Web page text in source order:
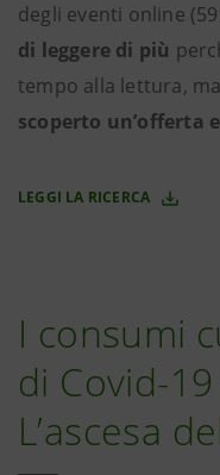
degli eventi online
di leggere di più
tempo alla lettura,
scoperto un’offerta
LEGGI LA RICERCA
I consumi
di Covid-
L’ascesa